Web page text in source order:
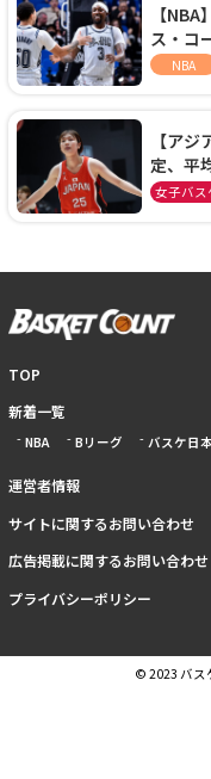
【
ス・コ
ーズに1
NBA
【ア
定、平
本開催
女子バス
TOP
新着一覧
NBA Bリーグ バスケ日
運営者情報
サイトに関するお問い合わせ
広告掲載に関するお問い合わせ
プライバシーポリシー
© 2023 バス